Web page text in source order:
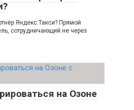
Яндекс.Такси? Прямой
сотрудничающий не через
на Озоне